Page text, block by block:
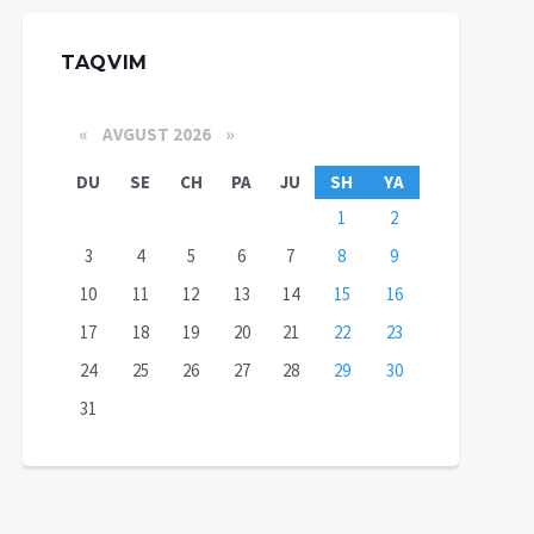
TAQVIM
« AVGUST 2026 »
DU SE CH PA JU SH
YA
1
2
3
4 5 6 7 8
9
10
11 12 13 14 15
16
17
18 19 20 21 22
23
24
25 26 27 28 29
30
31